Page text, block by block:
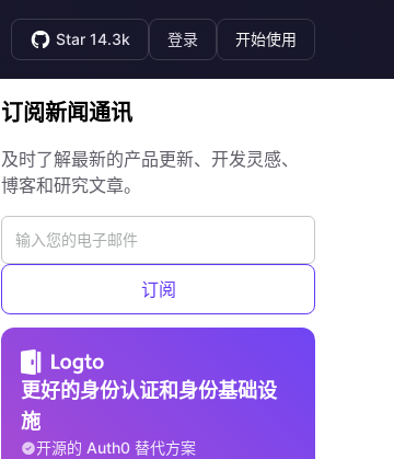
Star 14.3k 登录 开始使用
订阅新闻通讯
及时了解最新的产品更新、开发灵感、
博客和研究文章。
订阅
更好的身份认证和身份基础设
施
开源的 Auth0 替代方案